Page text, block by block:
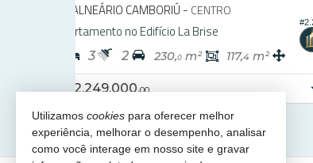
BALNEÁRIO CAMBORIÚ -CENTRO
Apartamento no Edifício Las Vegas
1 1 1 58,0 m²
R$ 860.000
Utilizamos cookies para oferecer melhor
experiência, melhorar o desempenho, analisar
como você interage em nosso site e gravar